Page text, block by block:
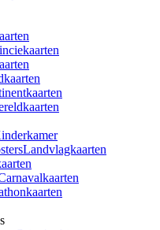
Landvlagkaarten